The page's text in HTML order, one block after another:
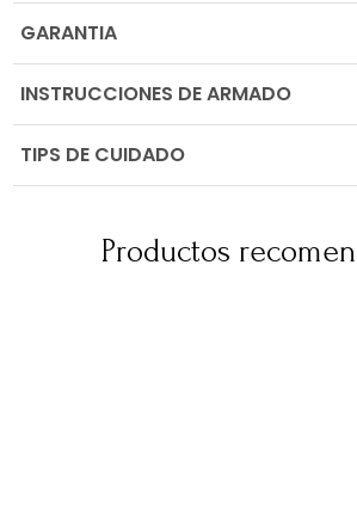
GARANTIA
INSTRUCCIONES DE ARMADO
TIPS DE CUIDADO
Productos